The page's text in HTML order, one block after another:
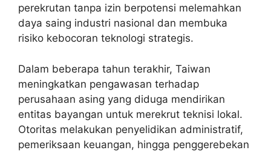
perekrutan tanpa izin berpotensi melemahkan
daya saing industri nasional dan membuka
risiko kebocoran teknologi strategis.
Dalam beberapa tahun terakhir, Taiwan
meningkatkan pengawasan terhadap
perusahaan asing yang diduga mendirikan
entitas bayangan untuk merekrut teknisi lokal.
Otoritas melakukan penyelidikan administratif,
pemeriksaan keuangan, hingga penggerebekan